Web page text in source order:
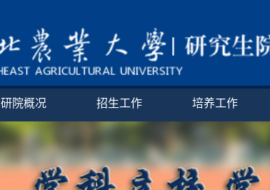
研院概况 招生工作 培养工作